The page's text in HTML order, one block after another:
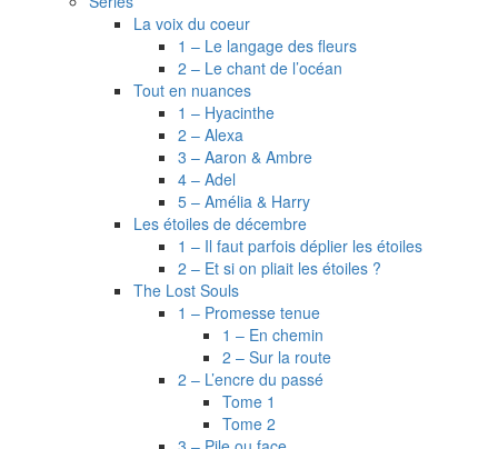
La voix du coeur
1 – Le langage des fleurs
2 – Le chant de l’océan
Tout en nuances
1 – Hyacinthe
2 – Alexa
3 – Aaron & Ambre
4 – Adel
5 – Amélia & Harry
Les étoiles de décembre
1 – Il faut parfois déplier les étoiles
2 – Et si on pliait les étoiles ?
The Lost Souls
1 – Promesse tenue
1 – En chemin
2 – Sur la route
2 – L’encre du passé
Tome 1
Tome 2